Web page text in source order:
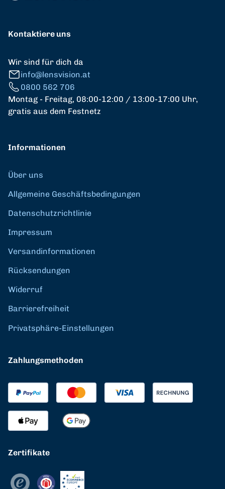
Kontaktiere uns
Wir sind für dich da
info@lensvision.at
0800 562 706
Montag - Freitag, 08:00-12:00 / 13:00-17:00 Uhr,
gratis aus dem Festnetz
Informationen
Über uns
Allgemeine Geschäftsbedingungen
Datenschutzrichtlinie
Impressum
Versandinformationen
Rücksendungen
Widerruf
Barrierefreiheit
Privatsphäre-Einstellungen
Zahlungsmethoden
Zertifikate